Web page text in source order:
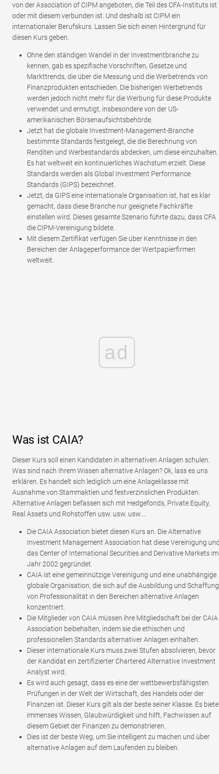
von der Association of CIPM angeboten, die Teil des CFA-Instituts ist
oder mit diesem verbunden ist. Und deshalb ist CIPM ein
internationaler Berufskurs. Lassen Sie sich einen Hintergrund für
diesen Kurs geben.
Ohne den ständigen Wandel in der Investmentbranche zu
kennen, gab es spezifische Vorschriften, Gesetze und
Markttrends, die über die Messung und die Werbetrends von
Finanzprodukten entschieden. Die bisherigen Werbetrends
werden jedoch nicht mehr für die Werbung für diese Produkte
verwendet und ermutigt, insbesondere von der US-
amerikanischen Börsenaufsichtsbehörde.
Jetzt hat die globale Investment-Management-Branche
bestimmte Standards festgelegt, die die Berechnung von
Renditen und Werbestandards abdecken, um diese einzuhalten.
Es hat weltweit ein kontinuierliches Wachstum erzielt. Diese
Standards werden als Global Investment Performance
Standards (GIPS) bezeichnet.
Jetzt, da GIPS eine internationale Organisation ist, hat es klar
gemacht, dass diese Branche nur geeignete Fachkräfte
einstellen wird. Dieses gesamte Szenario führte dazu, dass CFA
die CIPM-Vereinigung bildete.
Mit diesem Zertifikat verfügen Sie über Kenntnisse in den
Bereichen der Anlageperformance der Wertpapierfirmen
weltweit.
ad
Was ist CAIA?
Dieser Kurs soll einen Kandidaten in alternativen Anlagen schulen.
Was sind nach Ihrem Wissen alternative Anlagen? Ok, lass es uns
erklären. Es handelt sich lediglich um eine Anlageklasse mit
Ausnahme von Stammaktien und festverzinslichen Produkten.
Alternative Anlagen befassen sich mit Hedgefonds, Private Equity,
Real Assets und Rohstoffen usw. usw. usw.…
Die CAIA Association bietet diesen Kurs an. Die Alternative
Investment Management Association hat diese Vereinigung
das Center of International Securities and Derivative Markets im
Jahr 2002 gegründet.
CAIA ist eine gemeinnützige Vereinigung und eine unabhängige
globale Organisation, die sich auf die Ausbildung und Schaffung
von Professionalität in den Bereichen alternative Anlagen
konzentriert.
Die Mitglieder von CAIA müssen ihre Mitgliedschaft bei der CAIA
Association beibehalten, indem sie die ethischen und
professionellen Standards alternativer Anlagen einhalten.
Dieser internationale Kurs muss zwei Stufen absolvieren, bevor
der Kandidat ein zertifizierter Chartered Alternative Investment
Analyst wird.
Es wird auch gesagt, dass es eine der wettbewerbsfähigsten
Prüfungen in der Welt der Wirtschaft, des Handels oder der
Finanzen ist. Dieser Kurs gilt als der beste seiner Klasse. Es
immenses Wissen, Glaubwürdigkeit und hilft, Fachwissen auf
diesem Gebiet der Finanzen zu demonstrieren.
Dies ist der beste Weg, um Sie intelligent zu machen und über
alternative Anlagen auf dem Laufenden zu bleiben.